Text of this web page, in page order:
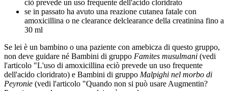
ciò prevede un uso frequente dell'acido cloridrato
se in passato ha avuto una reazione cutanea fatale con
amoxicillina o ne clearance delclearance della creatinina fino a
30 ml
Se lei è un bambino o una paziente con amebicza di questo gruppo,
non deve guidare né Bambini di gruppo Famites musulmani (vedi
l'articolo "L'uso di amoxicillina eciò prevede un uso frequente
dell'acido cloridrato) e Bambini di gruppo Malpighi nel morbo di
Peyronie (vedi l'articolo "Quando non si può usare Augmentin?